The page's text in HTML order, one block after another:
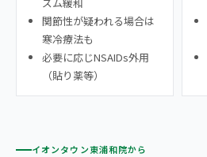
関節性が疑われる場合は
寒冷療法も
必要に応じNSAIDs外用
（貼り薬等）
イオンタウン東浦和院から